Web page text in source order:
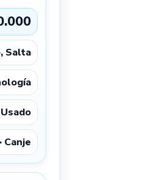
Salta
Usado
Canje